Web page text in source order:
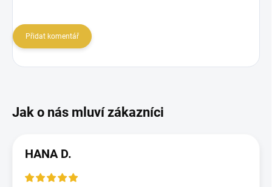
Přidat komentář
HANA D.